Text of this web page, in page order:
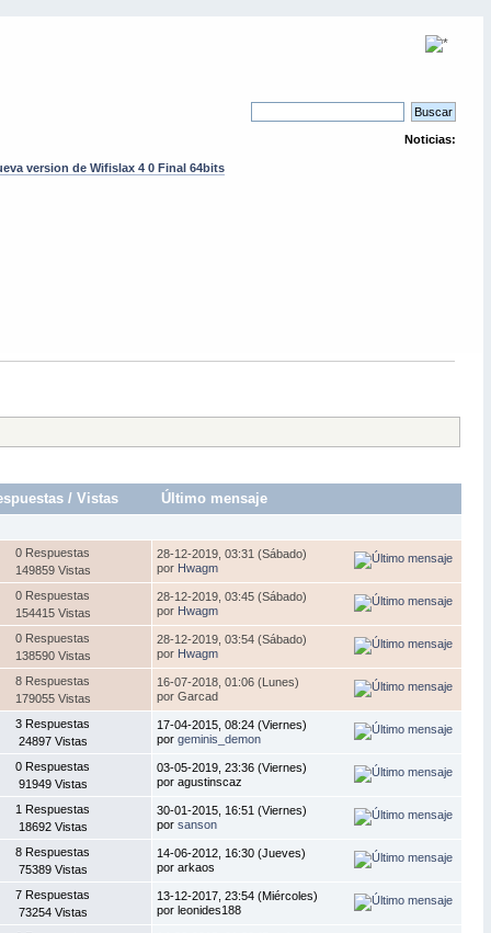
Noticias:
version de Wifislax 4 0 Final 64bits
/Vistas Último mensaje
0 Respuestas
149859 Vistas
28-12-2019, 03:31 (Sábado)
por Hwagm
0 Respuestas
154415 Vistas
28-12-2019, 03:45 (Sábado)
por Hwagm
0 Respuestas
138590 Vistas
28-12-2019, 03:54 (Sábado)
por Hwagm
8 Respuestas
179055 Vistas
16-07-2018, 01:06 (Lunes)
por Garcad
3 Respuestas
24897 Vistas
17-04-2015, 08:24 (Viernes)
por geminis_demon
0 Respuestas
91949 Vistas
03-05-2019, 23:36 (Viernes)
por agustinscaz
1 Respuestas
18692 Vistas
30-01-2015, 16:51 (Viernes)
por sanson
8 Respuestas
75389 Vistas
14-06-2012, 16:30 (Jueves)
por arkaos
7 Respuestas
73254 Vistas
13-12-2017, 23:54 (Miércoles)
por leonides188